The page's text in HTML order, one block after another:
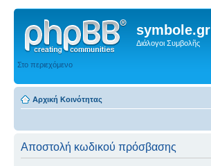
symbole.gr
Διάλογοι Συμβολῆς
Στο περιεχόμενο
Αρχική Κοινότητας
Αποστολή κωδικού πρόσβασης